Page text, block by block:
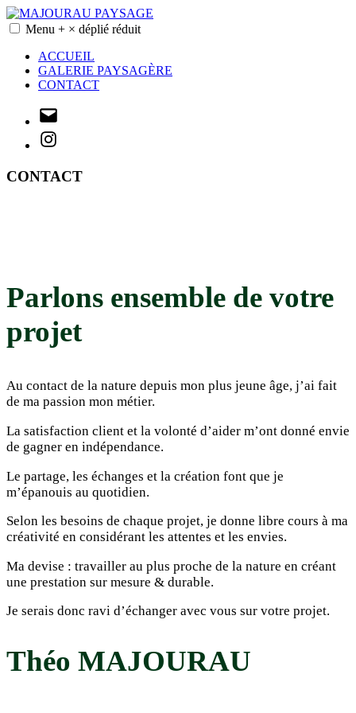
Accéder
au
MAJOURAU PAYSAGE
Création et entretien de jardins
Menu + × déplié réduit
ACCUEIL
GALERIE PAYSAGÈRE
CONTACT
Mail
Instagram
CONTACT
Parlons ensemble de votre
projet
Au contact de la nature depuis mon plus jeune âge, j’ai fait
de ma passion mon métier.
La satisfaction client et la volonté d’aider m’ont donné envie
de gagner en indépendance.
Le partage, les échanges et la création font que je
m’épanouis au quotidien.
Selon les besoins de chaque projet, je donne libre cours à ma
créativité en considérant les attentes et les envies.
Ma devise : travailler au plus proche de la nature en créant
une prestation sur mesure & durable.
Je serais donc ravi d’échanger avec vous sur votre projet.
Théo MAJOURAU